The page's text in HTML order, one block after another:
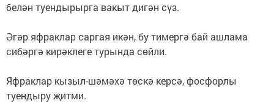
белән туендырырга вакыт дигән сүз.
Әгәр яфраклар саргая икән, бу тимергә бай ашлама
сибәргә кирәклеге турында сөйли.
Яфраклар кызыл-шәмәхә төскә керсә, фосфорлы
туендыру җитми.